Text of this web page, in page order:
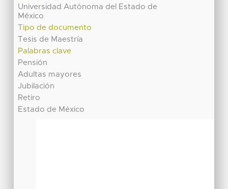
Universidad Autónoma del Estado de
México
Tipo de documento
Tesis de Maestría
Palabras clave
Pensión
Adultas mayores
Jubilación
Retiro
Estado de México